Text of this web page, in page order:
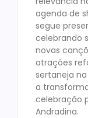
agenda de
segue
celebrando
novas
atrações
sertaneja
a
celebração
Andradina.